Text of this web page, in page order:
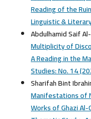
Reading of the
Linguistic &
Abdulhamid Saif
Multiplicity of
A Reading in the
Studies: No. 14
Sharifah Bint
Manifestations of
Works of Ghazi Al-